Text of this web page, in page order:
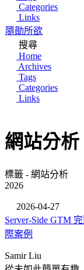
Categories
Links
隨勛所欲
搜尋
Home
Archives
Tags
Categories
Links
網站分析
標籤 - 網站分析
2026
2026-04-27
Server-Side GTM
際案例
Samir Liu